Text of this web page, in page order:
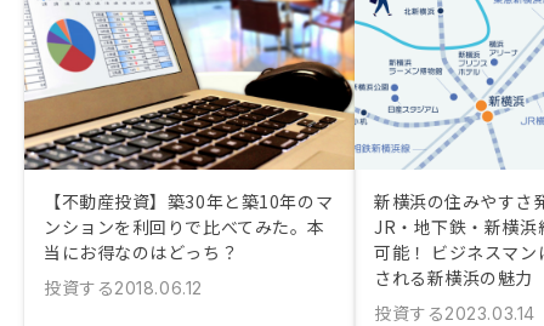
【不動産投資】築30年と築10年のマ
ンションを利回りで比べてみた。本
当にお得なのはどっち？
投資する2018.06.12
新横浜の住みやすさ
JR・地下鉄・新横
可能！ ビジネスマ
される新横浜の魅力
投資する2023.03.14